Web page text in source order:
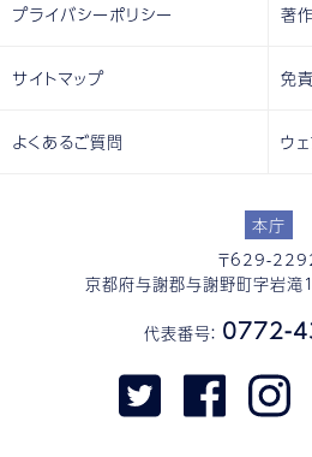
本庁
〒629-
京都府与謝郡与謝野町字岩
代表番号： 0772-
プライバシーポリシー 著
サイトマップ 免
よくあるご質問 ウ